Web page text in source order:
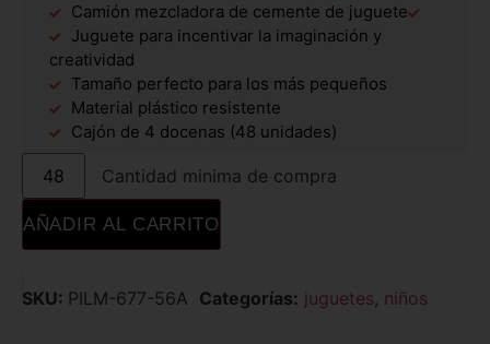
Camión mezcladora de cemente de juguete
Juguete para incentivar la imaginación y
creatividad
Tamaño perfecto para los más pequeños
Material plástico resistente
Cajón de 4 docenas (48 unidades)
Cantidad minima de compra
AÑADIR AL CARRITO
SKU: PILM-677-56A Categorías: juguetes, niños